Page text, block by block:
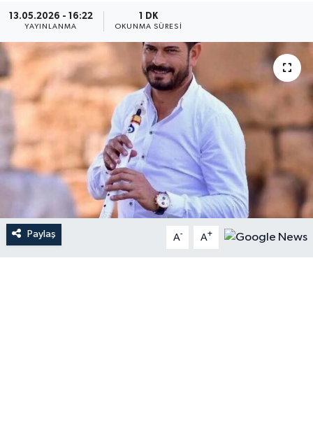
13.05.2026 - 16:22
YAYINLANMA
1 DK
OKUNMA SÜRESI
Paylaş A- A+
Kültür Sanat
Spor
Son Dakika Haberleri
Haber Arşivi